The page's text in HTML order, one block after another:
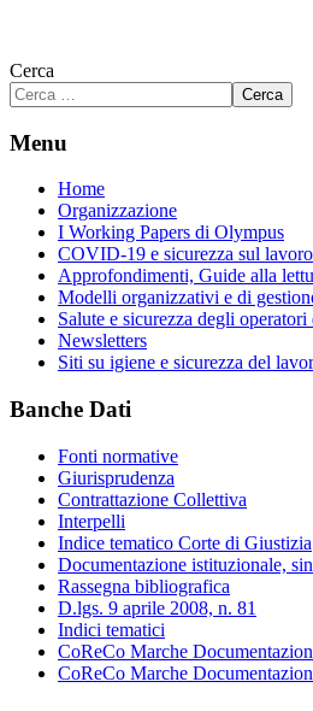
Cerca
Cerca
Menu
Home
Organizzazione
I Working Papers di Olympus
COVID-19 e sicurezza sul lavoro
Approfondimenti, Guide alla
Modelli organizzativi e di
Salute e sicurezza degli operatori
Newsletters
Siti su igiene e sicurezza del
Banche Dati
Fonti normative
Giurisprudenza
Contrattazione Collettiva
Interpelli
Indice tematico Corte di Giustizia
Documentazione istituzionale,
Rassegna bibliografica
D.lgs. 9 aprile 2008, n. 81
Indici tematici
CoReCo Marche
CoReCo Marche